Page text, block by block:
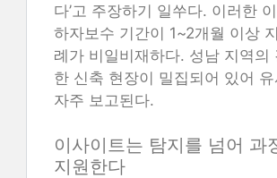
다’고 주장하기 일쑤다. 이러한
하자보수 기간이 1~2개월 이상
례가 비일비재하다. 성남 지역의
한 신축 현장이 밀집되어 있어
자주 보고된다.
이사이트는 탐지를 넘어 과
지원한다